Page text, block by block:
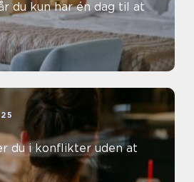
du kun har én dag til at
du i konflikter uden at